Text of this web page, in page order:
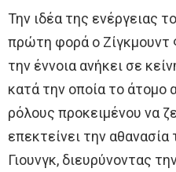
Την ιδέα της ενέργειας
πρώτη φορά ο Ζίγκμουντ
την έννοια ανήκει σε
κατά την οποία το άτομο
ρόλους προκειμένου να
επεκτείνει την
Γιουνγκ, διευρύνοντας